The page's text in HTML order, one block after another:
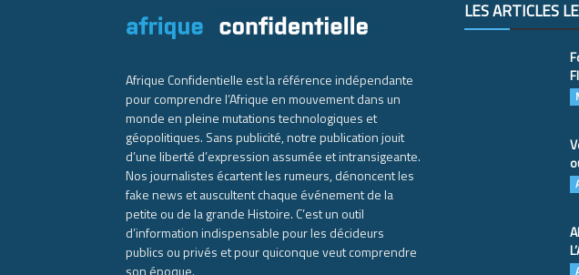
Afrique Confidentielle est la référence indépendante
pour comprendre l’Afrique en mouvement dans un
monde en pleine mutations technologiques et
géopolitiques. Sans publicité, notre publication jouit
d’une liberté d’expression assumée et intransigeante.
Nos journalistes écartent les rumeurs, dénoncent les
fake news et auscultent chaque événement de la
petite ou de la grande Histoire. C’est un outil
d’information indispensable pour les décideurs
publics ou privés et pour quiconque veut comprendre
son époque.
LES ARTICLES